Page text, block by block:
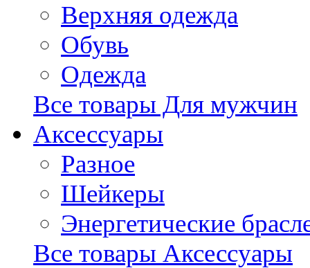
Верхняя одежда
Обувь
Одежда
Все товары Для мужчин
Аксессуары
Разное
Шейкеры
Энергетические
Все товары Аксессуары